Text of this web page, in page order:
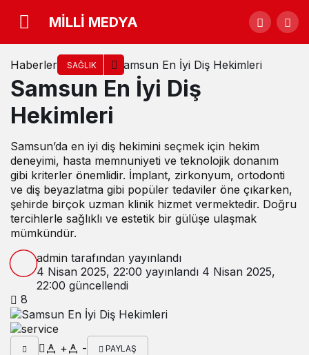
MİLLİ MEDYA
Haberler SAĞLIK Samsun En İyi Diş Hekimleri
Samsun En İyi Diş
Hekimleri
Samsun’da en iyi diş hekimini seçmek için hekim
deneyimi, hasta memnuniyeti ve teknolojik donanım
gibi kriterler önemlidir. İmplant, zirkonyum, ortodonti
ve diş beyazlatma gibi popüler tedaviler öne çıkarken,
şehirde birçok uzman klinik hizmet vermektedir. Doğru
tercihlerle sağlıklı ve estetik bir gülüşe ulaşmak
mümkündür.
admintarafından yayınlandı
4 Nisan 2025, 22:00 yayınlandı 4 Nisan 2025,
22:00 güncellendi
8
+ - PAYLAŞ